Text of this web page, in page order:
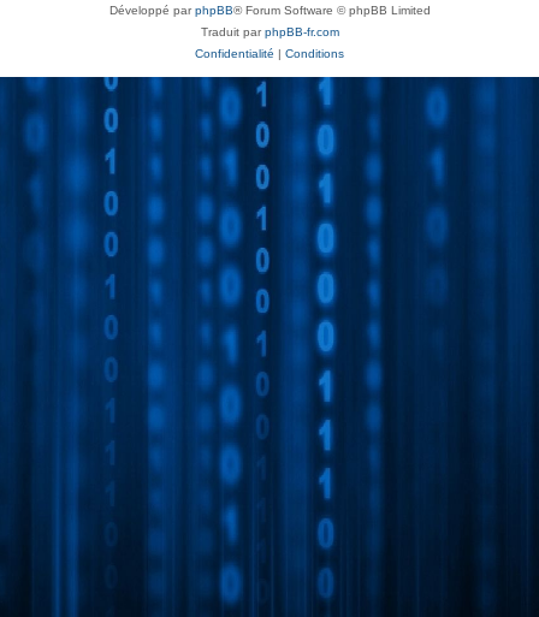
Développé parphpBB® Forum Software © phpBB Limited
Traduit parphpBB-fr.com
Confidentialité | Conditions